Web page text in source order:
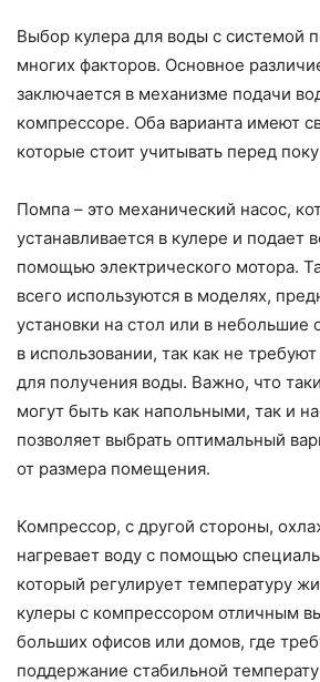
Выбор кулера для воды с системой
многих факторов. Основное
заключается в механизме подачи
компрессоре. Оба варианта имеют
которые стоит учитывать перед
Помпа – это механический насос,
устанавливается в кулере и подает
помощью электрического мотора.
всего используются в моделях,
установки на стол или в
в использовании, так как не
для получения воды. Важно, что
могут быть как напольными, так и
позволяет выбрать оптимальный
от размера помещения.
Компрессор, с другой стороны,
нагревает воду с помощью
который регулирует температуру
кулеры с компрессором отличным
больших офисов или домов, где
поддержание стабильной